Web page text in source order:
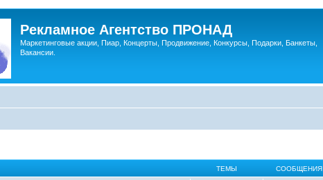
Рекламное Агентство ПРОНАД
Маркетинговые акции, Пиар, Концерты, Продвижение, Конкурсы, Подарки, Банкеты,
Вакансии.
ТЕМЫ СООБЩЕНИЯ